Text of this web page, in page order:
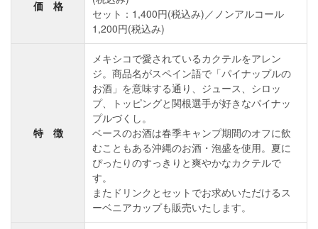
価 格
セット：1,400円(税込み)／ノンアルコール
1,200円(税込み)
特 徴
メキシコで愛されているカクテルをアレン
ジ。商品名がスペイン語で「パイナップルの
お酒」を意味する通り、ジュース、シロッ
プ、トッピングと関根選手が好きなパイナッ
プルづくし。
ベースのお酒は春季キャンプ期間のオフに飲
むこともある沖縄のお酒・泡盛を使用。夏に
ぴったりのすっきりと爽やかなカクテルで
す。
またドリンクとセットでお求めいただけるス
ーベニアカップも販売いたします。